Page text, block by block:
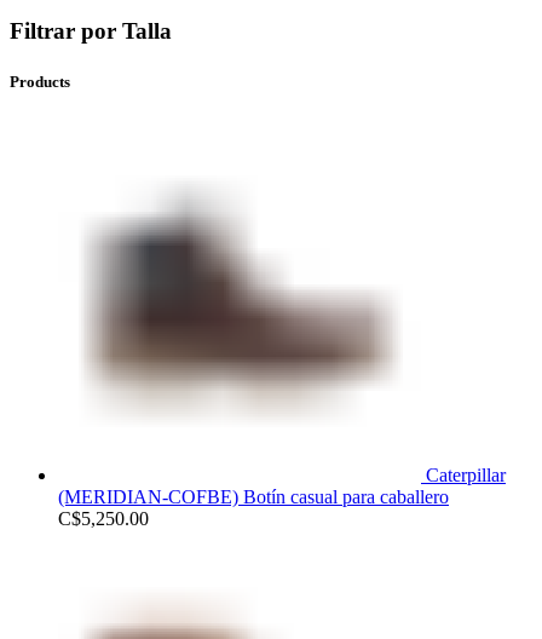
Filtrar por Talla
Products
Caterpillar
(MERIDIAN-COFBE) Botín casual para caballero
C$5,250.00